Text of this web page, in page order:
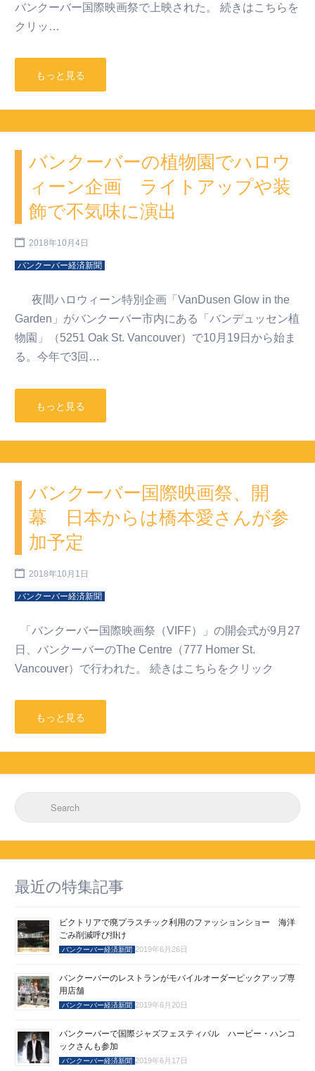
バンクーバー国際映画祭で上映された。 続きはこちらを
クリッ…
もっと見る
バンクーバーの植物園でハロウ
ィーン企画 ライトアップや装
飾で不気味に演出
2018年10月4日
バンクーバー経済新聞
夜間ハロウィーン特別企画「VanDusen Glow in the
Garden」がバンクーバー市内にある「バンデュッセン植
物園」（5251 Oak St. Vancouver）で10月19日から始ま
る。今年で3回…
もっと見る
バンクーバー国際映画祭、開
幕 日本からは橋本愛さんが参
加予定
2018年10月1日
バンクーバー経済新聞
「バンクーバー国際映画祭（VIFF）」の開会式が9月27
日、バンクーバーのThe Centre（777 Homer St.
Vancouver）で行われた。 続きはこちらをクリック
もっと見る
Search for:
最近の特集記事
ビクトリアで廃プラスチック利用のファッションショー 海洋
ごみ削減呼び掛け
バンクーバー経済新聞 2019年6月26日
バンクーバーのレストランがモバイルオーダーピックアップ専
用店舗
バンクーバー経済新聞 2019年6月20日
バンクーバーで国際ジャズフェスティバル ハービー・ハンコ
ックさんも参加
バンクーバー経済新聞 2019年6月17日